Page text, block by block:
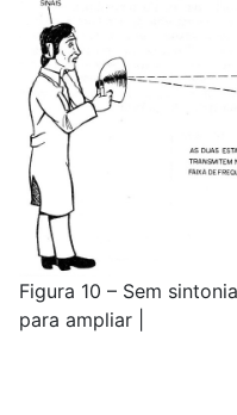
Figura 10 – Sem
para ampliar |